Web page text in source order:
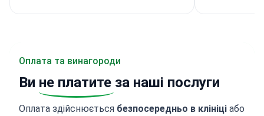
Оплата та винагороди
Ви не платите за наші послуги
Оплата здійснюється безпосередньо в клініці або